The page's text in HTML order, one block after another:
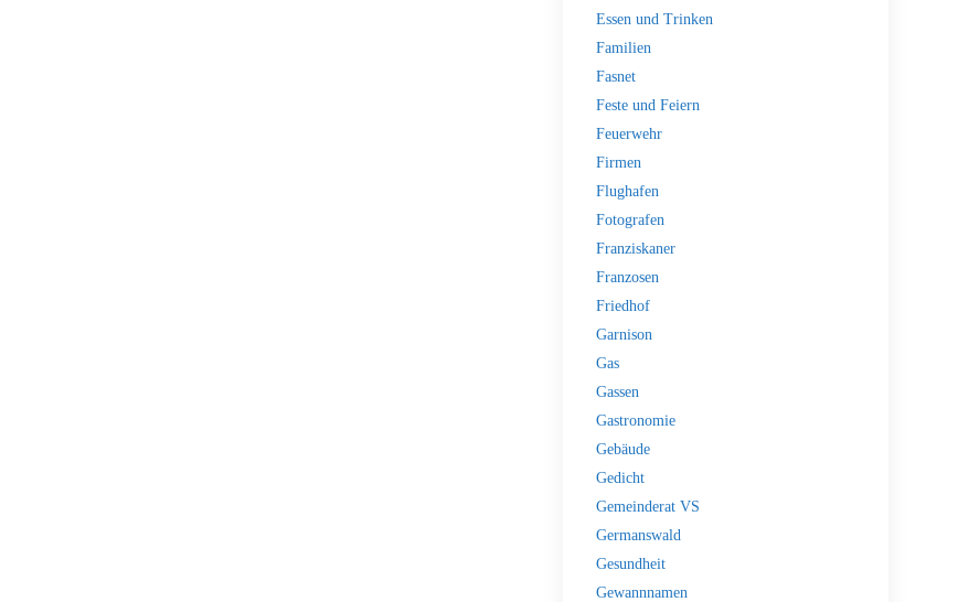
Essen und Trinken
Familien
Fasnet
Feste und Feiern
Feuerwehr
Firmen
Flughafen
Fotografen
Franziskaner
Franzosen
Friedhof
Garnison
Gas
Gassen
Gastronomie
Gebäude
Gedicht
Gemeinderat VS
Germanswald
Gesundheit
Gewannnamen